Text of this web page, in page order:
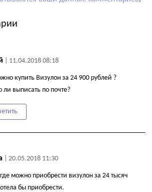
| 11.04.2018 08:18
купить Визулон за 24 900 рублей ?
ли выписать по почте?
| 20.05.2018 11:30
можно приобрести визулон за 24 тысяч
бы приобрести.